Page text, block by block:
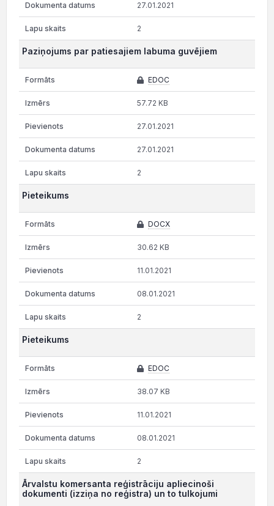
27.01.2021
2
Paziņojums par patiesajiem labuma guvējiem
EDOC
57.72 KB
27.01.2021
27.01.2021
2
Pieteikums
DOCX
30.62 KB
11.01.2021
08.01.2021
2
Pieteikums
EDOC
38.07 KB
11.01.2021
08.01.2021
2
Ārvalstu komersanta reģistrāciju apliecinoši
dokumenti (izziņa no reģistra) un to tulkojumi